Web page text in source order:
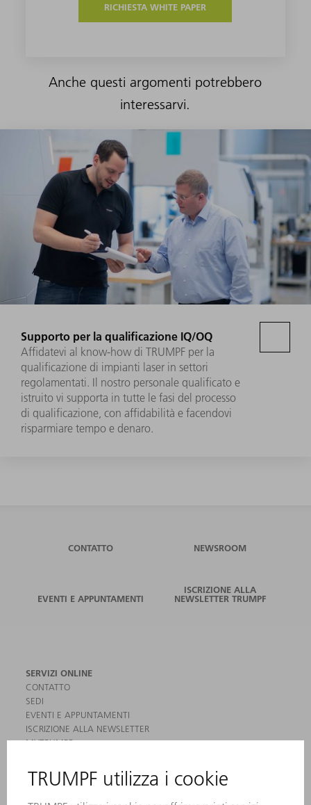
RICHIESTA WHITE PAPER
Anche questi argomenti potrebbero
interessarvi.
Supporto per la qualificazione IQ/OQ
Affidatevi al know-how di TRUMPF per la
qualificazione di impianti laser in settori
regolamentati. Il nostro personale qualificato e
istruito vi supporta in tutte le fasi del processo
di qualificazione, con affidabilità e facendovi
risparmiare tempo e denaro.
CONTATTO NEWSROOM
EVENTI E APPUNTAMENTI
ISCRIZIONE ALLA
NEWSLETTER TRUMPF
SERVIZI ONLINE
CONTATTO
SEDI
EVENTI E APPUNTAMENTI
ISCRIZIONE ALLA NEWSLETTER
MYTRUMPF
PRODOTTI
MACCHINE & SISTEMI